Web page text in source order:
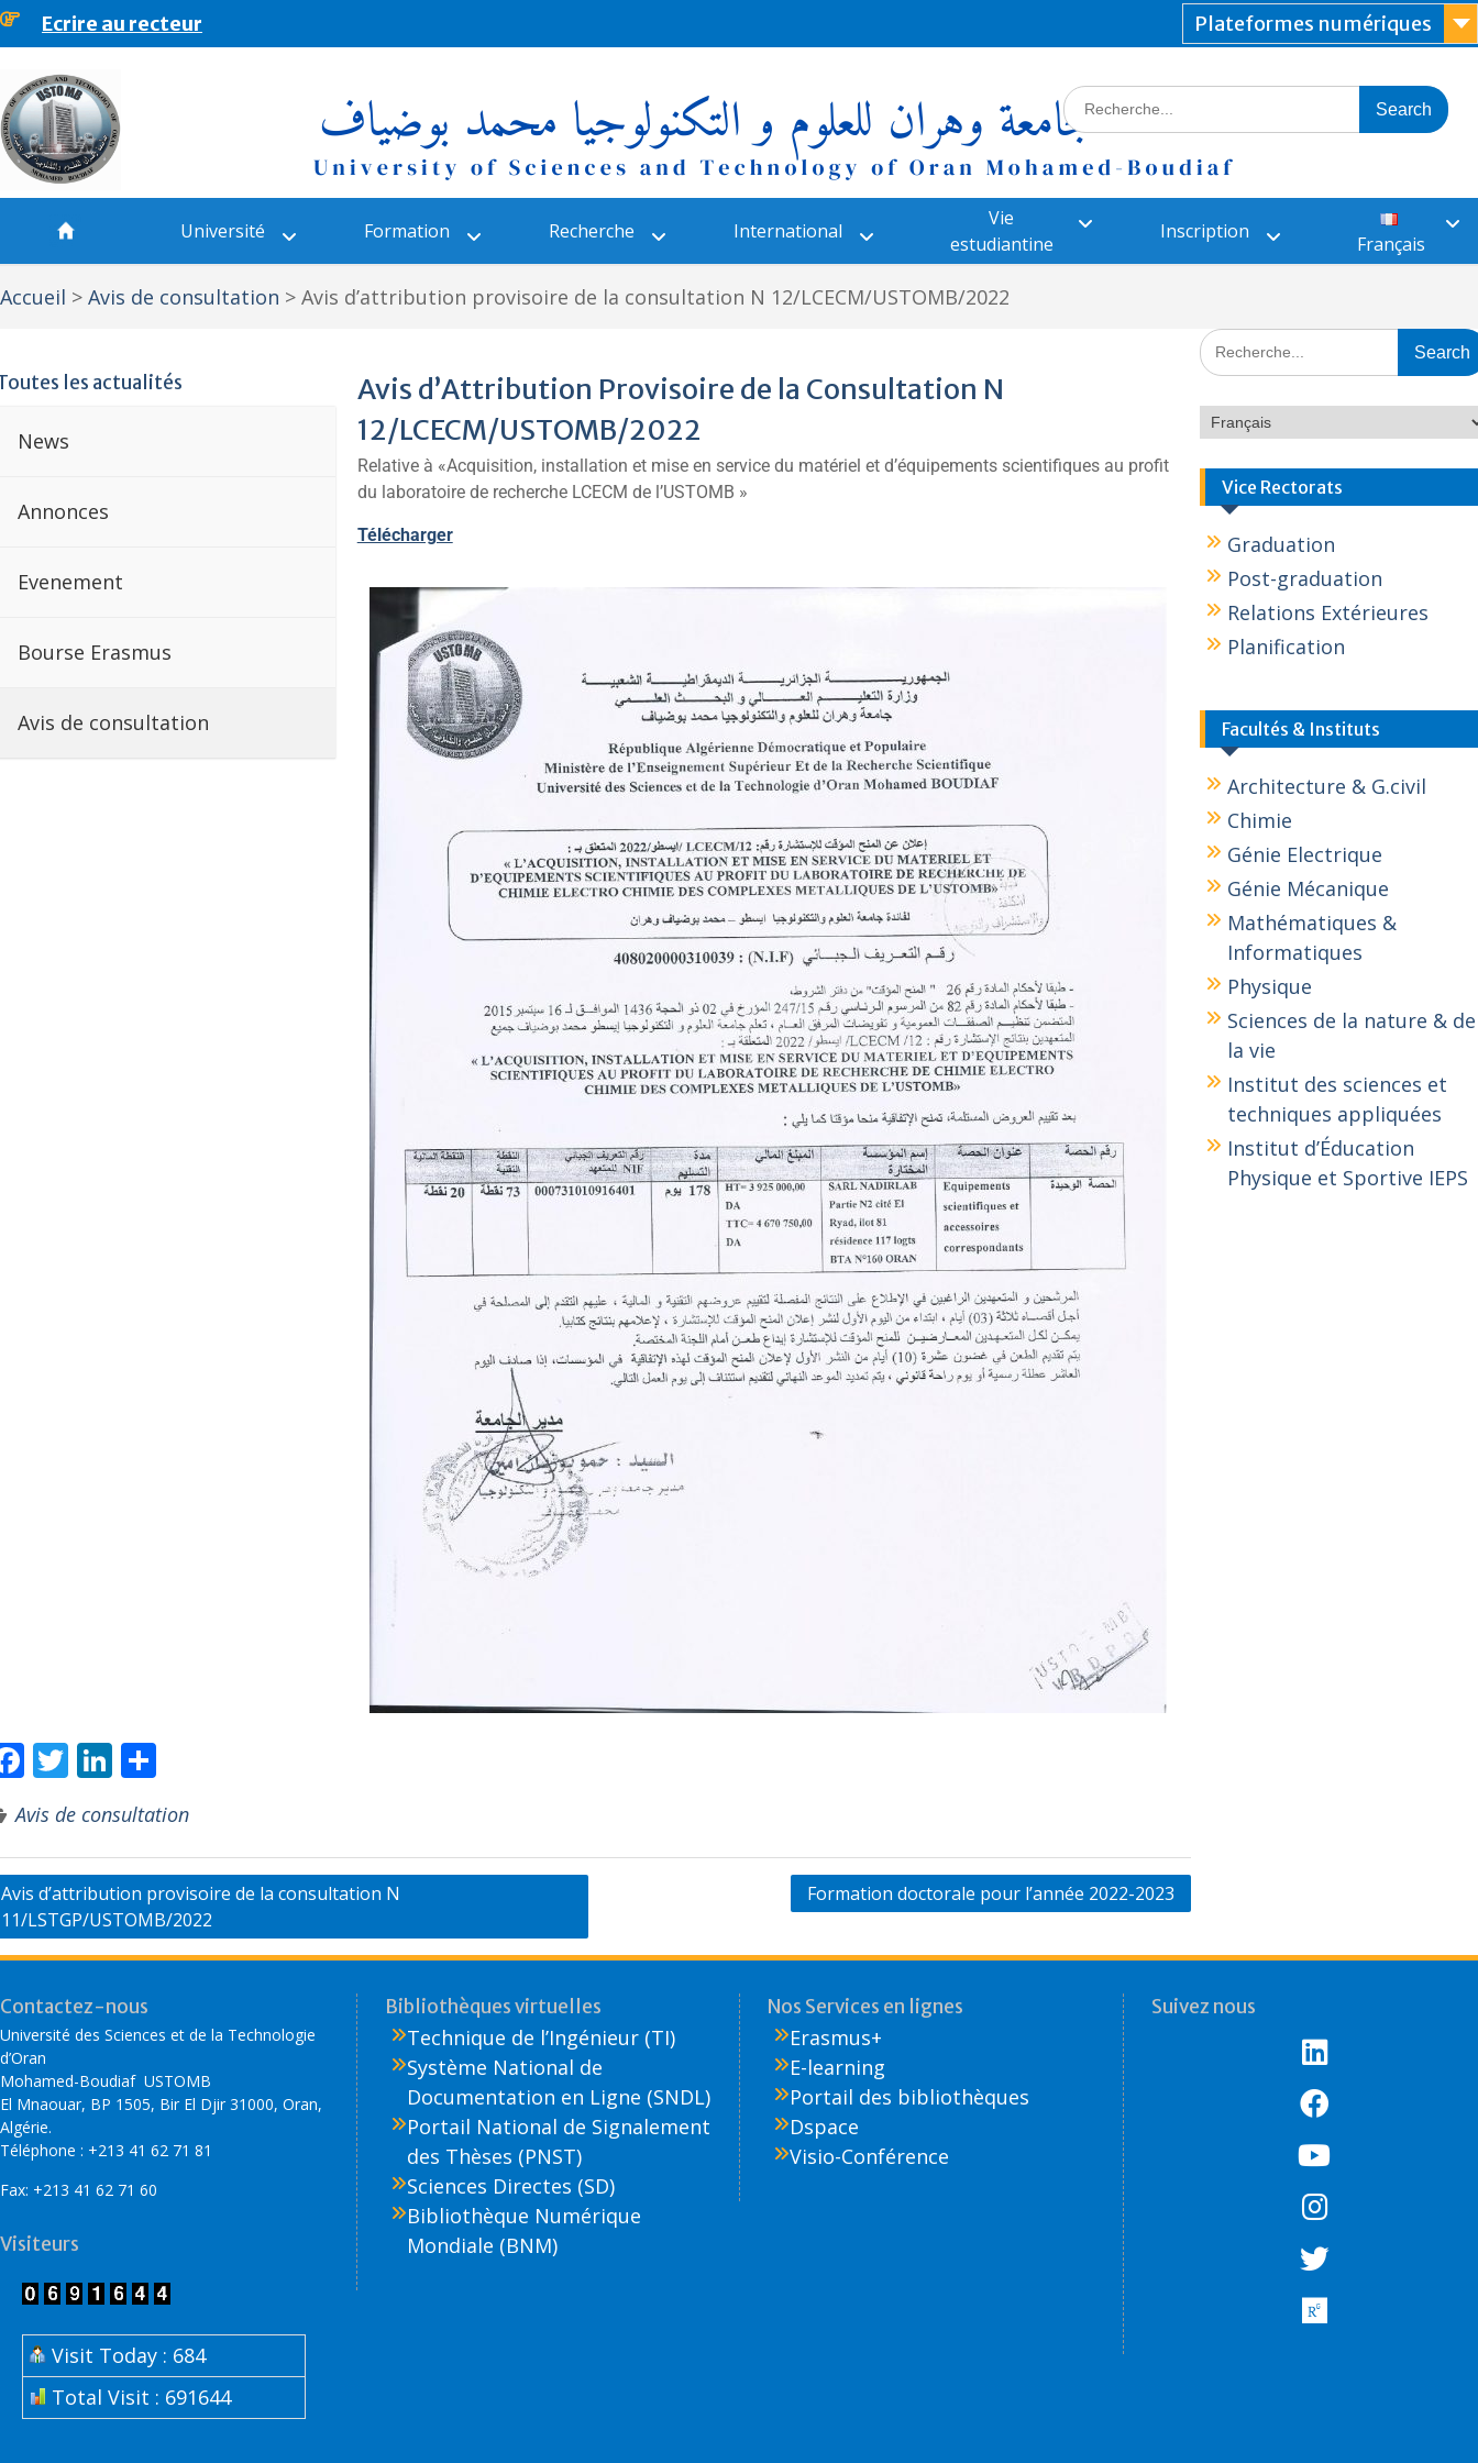
principalEcrire au recteur Plateformes numériques
Université Formation Recherche International
Vie
estudiantine
Inscription
Français
Accueil > Avis de consultation > Avis d’attribution provisoire de la consultation N 12/LCECM/USTOMB/2022
les actualités
News
Annonces
Evenement
Bourse Erasmus
Avis de consultation
Avis d’Attribution Provisoire de la Consultation N
12/LCECM/USTOMB/2022
Relative à «Acquisition, installation et mise en service du matériel et d’équipements scientifiques au profit
du laboratoire de recherche LCECM de l’USTOMB »
Télécharger
F
ac
e
b
o
o
k
T
itt
er
Li
k
e
dI
n
ar
ta
g
er
Avis de consultation
Avis d’attribution provisoire de la consultation N
11/LSTGP/USTOMB/2022
Formation doctorale pour l’année 2022-2023
Vice Rectorats
Graduation
Post-graduation
Relations Extérieures
Planification
Facultés & Instituts
Architecture & G.civil
Chimie
Génie Electrique
Génie Mécanique
Mathématiques &
Informatiques
Physique
Sciences de la nature & de
la vie
Institut des sciences et
techniques appliquées
Institut d’Éducation
Physique et Sportive IEPS
Contactez-nous
Université des Sciences et de la Technologie
d’Oran
Mohamed-Boudiaf USTOMB
El Mnaouar, BP 1505, Bir El Djir 31000, Oran,
Algérie.
Téléphone : +213 41 62 71 81
Fax: +213 41 62 71 60
Visiteurs
Visit Today : 684
Total Visit : 691644
Bibliothèques virtuelles
Technique de l’Ingénieur (TI)
Système National de
Documentation en Ligne (SNDL)
Portail National de Signalement
des Thèses (PNST)
Sciences Directes (SD)
Bibliothèque Numérique
Mondiale (BNM)
Nos Services en lignes
Erasmus+
E-learning
Portail des bibliothèques
Dspace
Visio-Conférence
Suivez nous